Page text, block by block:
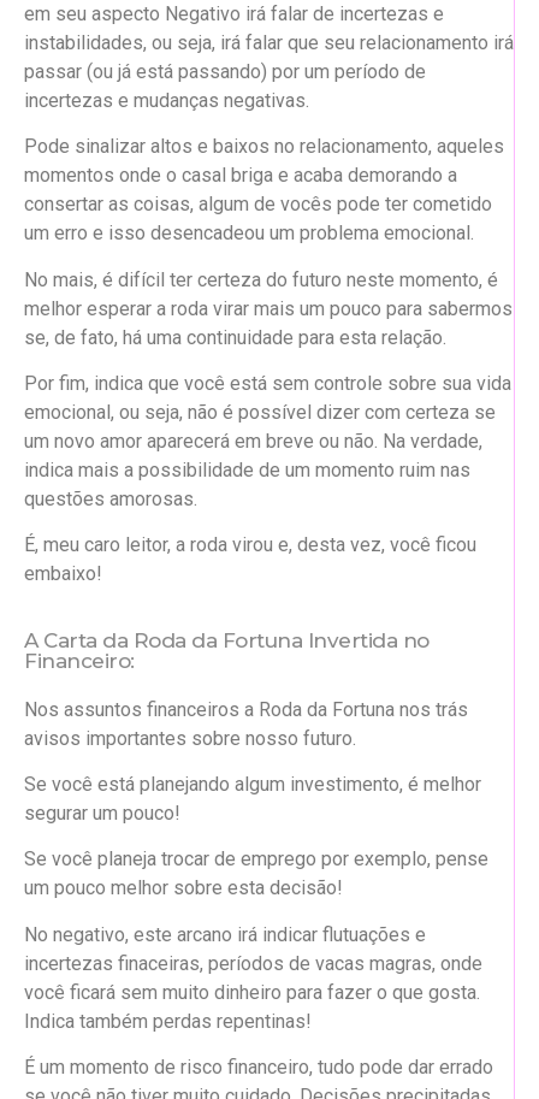
em seu aspecto Negativo irá falar de incertezas e
instabilidades, ou seja, irá falar que seu relacionamento irá
passar (ou já está passando) por um período de
incertezas e mudanças negativas.
Pode sinalizar altos e baixos no relacionamento, aqueles
momentos onde o casal briga e acaba demorando a
consertar as coisas, algum de vocês pode ter cometido
um erro e isso desencadeou um problema emocional.
No mais, é difícil ter certeza do futuro neste momento, é
melhor esperar a roda virar mais um pouco para sabermos
se, de fato, há uma continuidade para esta relação.
Por fim, indica que você está sem controle sobre sua vida
emocional, ou seja, não é possível dizer com certeza se
um novo amor aparecerá em breve ou não. Na verdade,
indica mais a possibilidade de um momento ruim nas
questões amorosas.
É, meu caro leitor, a roda virou e, desta vez, você ficou
embaixo!
A Carta da Roda da Fortuna Invertida no
Financeiro:
Nos assuntos financeiros a Roda da Fortuna nos trás
avisos importantes sobre nosso futuro.
Se você está planejando algum investimento, é melhor
segurar um pouco!
Se você planeja trocar de emprego por exemplo, pense
um pouco melhor sobre esta decisão!
No negativo, este arcano irá indicar flutuações e
incertezas finaceiras, períodos de vacas magras, onde
você ficará sem muito dinheiro para fazer o que gosta.
Indica também perdas repentinas!
É um momento de risco financeiro, tudo pode dar errado